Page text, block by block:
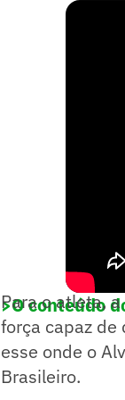
>O conteúdo
Para o atleta,
força capaz de
esse onde o
Brasileiro.